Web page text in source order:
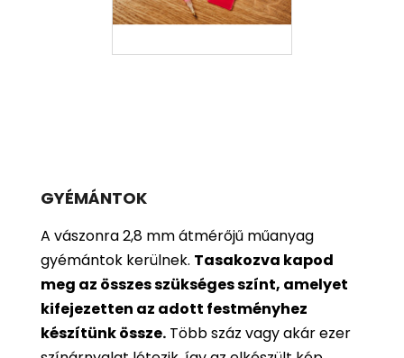
GYÉMÁNTOK
A vászonra 2,8 mm átmérőjű műanyag
gyémántok kerülnek. Tasakozva kapod
meg az összes szükséges színt, amelyet
kifejezetten az adott festményhez
készítünk össze. Több száz vagy akár ezer